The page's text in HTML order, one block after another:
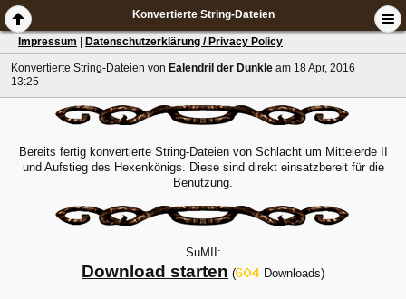
Konvertierte String-Dateien
Impressum Datenschutzerklärung / Privacy Policy
Konvertierte String-Dateien von Ealendril der Dunkle am 18 Apr, 2016
13:25
Bereits fertig konvertierte String-Dateien von Schlacht um Mittelerde II
und Aufstieg des Hexenkönigs. Diese sind direkt einsatzbereit für die
Benutzung.
SuMII:
Download starten ( Downloads)